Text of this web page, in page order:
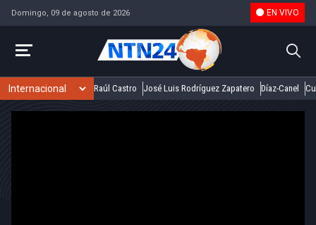
Domingo, 09 de agosto de 2026 EN VIVO
Raúl Castro José Luis Rodríguez Zapatero Díaz-Canel